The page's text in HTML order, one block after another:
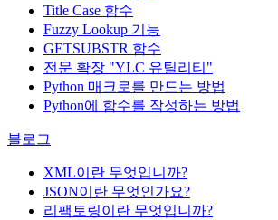
Title Case 함수
Fuzzy Lookup 기능
GETSUBSTR 함수
전문 확장 "YLC 유틸리티"
Python 매크로를 만드는 방법
Python에 함수를 작성하는 방법
블로그
XML이란 무엇입니까?
JSON이란 무엇인가요?
리팩토링이란 무엇입니까?